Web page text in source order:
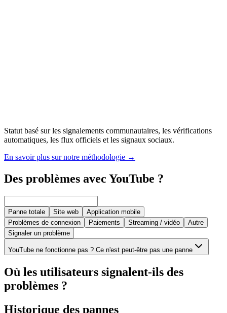
Statut basé sur les signalements communautaires, les vérifications
automatiques, les flux officiels et les signaux sociaux.
En savoir plus sur notre méthodologie →
Des problèmes avec YouTube ?
Panne totale Site web
Application mobile
Problèmes de connexion
Paiements Streaming / vidéo
Autre
Signaler un problème
YouTube ne fonctionne pas ? Ce n'est peut-être pas une panne
Où les utilisateurs signalent-ils des
problèmes ?
Historique des pannes